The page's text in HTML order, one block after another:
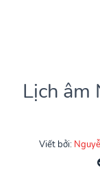
Lịch âm
Viết bởi: